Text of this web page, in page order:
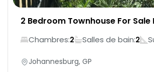
2 Bedroom Townhouse For Sale
Chambres:2 Salles de bain:2
Johannesburg, GP